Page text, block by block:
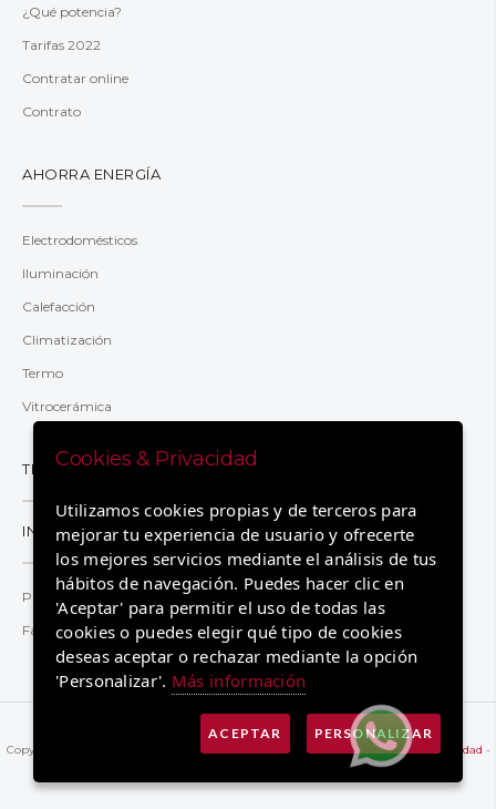
¿Qué potencia?
Tarifas 2022
Contratar online
Contrato
AHORRA ENERGÍA
Electrodomésticos
Iluminación
Calefacción
Climatización
Termo
Vitrocerámica
TRANSPARENCIA
INFORMACIÓN
Preguntas y respuestas
Factura 2.0TD
Copyright © 2026 Registrado por Eléctrica de Cádiz. Aviso legal- Política de privacidad -
Cookies & Privacidad
Utilizamos cookies propias y de terceros para
mejorar tu experiencia de usuario y ofrecerte
los mejores servicios mediante el análisis de tus
hábitos de navegación. Puedes hacer clic en
'Aceptar' para permitir el uso de todas las
cookies o puedes elegir qué tipo de cookies
deseas aceptar o rechazar mediante la opción
'Personalizar'. Más información
ACEPTAR PERSONALIZAR